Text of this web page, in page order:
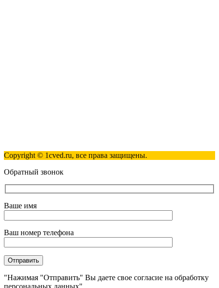
Copyright © 1cved.ru, все права защищены.
Обратный звонок
Ваше имя
Ваш номер телефона
"Нажимая "Отправить" Вы даете свое согласие на обработку